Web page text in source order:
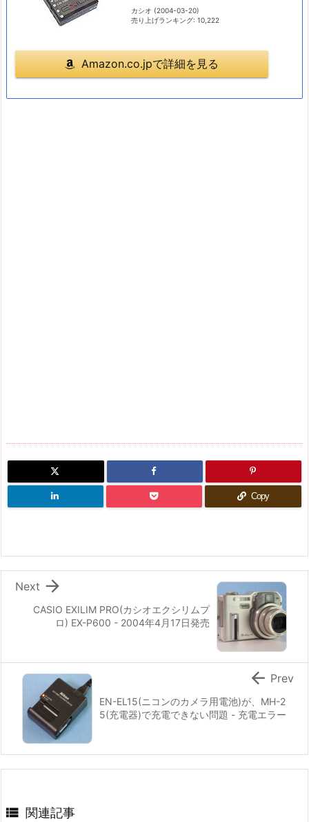
カシオ (2004-03-20)
売り上げランキング: 10,222
Amazon.co.jpで詳細を見る
Copy
CASIO EXILIM PRO(カシオエクシリムプ
ロ) EX-P600 - 2004年4月17日発売

Next
EN-EL15(ニコンのカメラ用電池)が、MH-2
5(充電器)で充電できない問題 - 充電エラー
 Prev
 関連記事